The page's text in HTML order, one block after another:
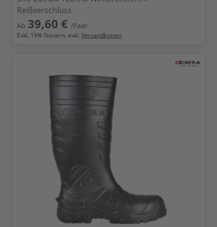
Reißverschluss
Ab 39,60 € /Paar
Exkl. 19% Steuern, exkl. Versandkosten